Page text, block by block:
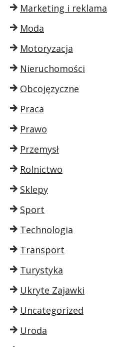
Marketing i reklama
Moda
Motoryzacja
Nieruchomości
Obcojęzyczne
Praca
Prawo
Przemysł
Rolnictwo
Sklepy
Sport
Technologia
Transport
Turystyka
Ukryte Zajawki
Uncategorized
Uroda